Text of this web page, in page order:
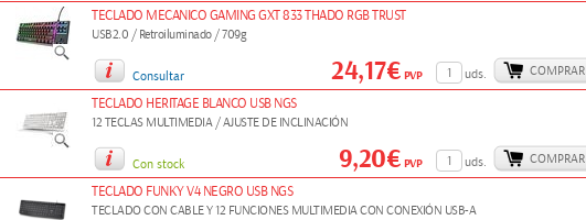
TECLADO MECANICO GAMING GXT 833 THADO RGB TRUST
USB2.0 / Retroiluminado / 709g
Consultar uds. COMPRAR
24,17€PVP
TECLADO HERITAGE BLANCO USB NGS
12 TECLAS MULTIMEDIA / AJUSTE DE INCLINACIÓN
Con stock uds. COMPRAR
9,20€PVP
TECLADO FUNKY V4 NEGRO USB NGS
TECLADO CON CABLE Y 12 FUNCIONES MULTIMEDIA CON CONEXIÓN USB-A